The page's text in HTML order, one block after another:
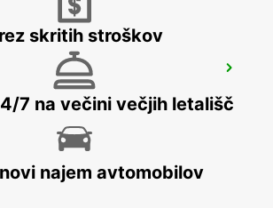
skritih stroškov
7 na večini večjih letališč
najem avtomobilov